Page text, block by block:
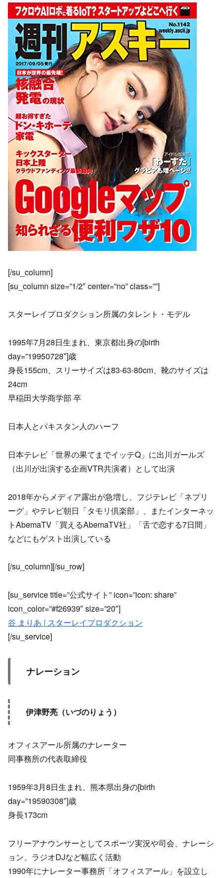
[/su_column]
[su_column size=”1/2″ center=”no” class=””]
スターレイプロダクション所属のタレント・モデル
1995年7月28日生まれ、東京都出身の[birth
day=”19950728″]歳
身長155cm、スリーサイズは83-63-80cm、靴のサイズは
24cm
早稲田大学商学部 卒
日本人とパキスタン人のハーフ
日本テレビ「世界の果てまでイッテQ」に出川ガールズ
（出川が出演する企画VTR共演者）として出演
2018年からメディア露出が急増し、フジテレビ「ネプリ
ーグ」やテレビ朝日「タモリ倶楽部」、またインターネッ
トAbemaTV「買えるAbemaTV社」「舌で恋する7日間」
などにもゲスト出演している
[/su_column][/su_row]
[su_service title=”公式サイト” icon=”icon: share”
icon_color=”#f26939″ size=”20″]
谷 まりあ | スターレイプロダクション
[/su_service]
ナレーション
伊津野亮（いづのりょう）
オフィスアール所属のナレーター
同事務所の代表取締役
1959年3月8日生まれ、熊本県出身の[birth
day=”19590308″]歳
身長173cm
フリーアナウンサーとしてスポーツ実況や司会、ナレーシ
ョン、ラジオDJなど幅広く活動
1990年にナレーター事務所「オフィスアール」を設立し